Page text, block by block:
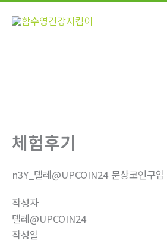
콘
체험후기
n3Y_텔레@UPCOIN24 문상코인구
작성자
텔레@UPCOIN24
작성일